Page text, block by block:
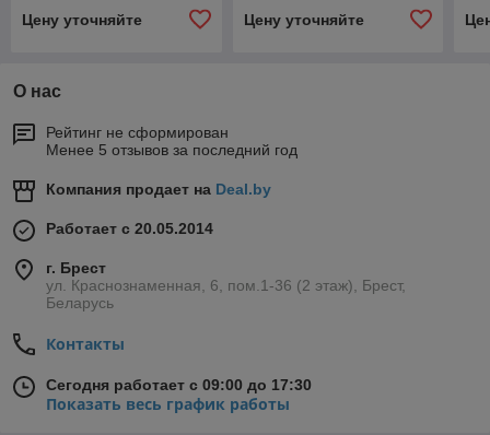
Цену уточняйте
Цену уточняйте
О нас
Рейтинг не сформирован
Менее 5 отзывов за последний год
Компания продает на Deal.by
Работает с 20.05.2014
г. Брест
ул. Краснознаменная, 6, пом.1-36 (2 этаж), Брест,
Беларусь
Контакты
Сегодня работает с 09:00 до 17:30
Показать весь график работы